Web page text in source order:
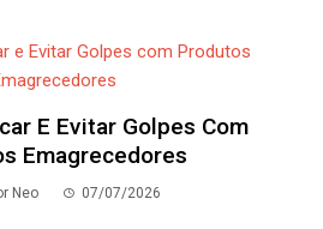
E Evitar Golpes Com
Emagrecedores
Neo 07/07/2026